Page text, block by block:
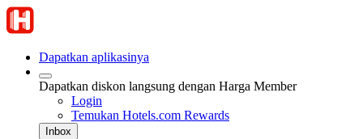
Dapatkan aplikasinya
Dapatkan diskon langsung dengan Harga Member
Login
Temukan Hotels.com Rewards
Inbox